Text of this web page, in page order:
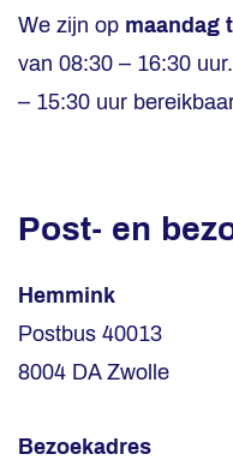
We zijn op maandag
van 08:30 – 16:30
– 15:30 uur
Post- en
Hemmink
Postbus 40013
8004 DA Zwolle
Bezoekadres